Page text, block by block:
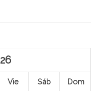
Vie Sáb
Dom